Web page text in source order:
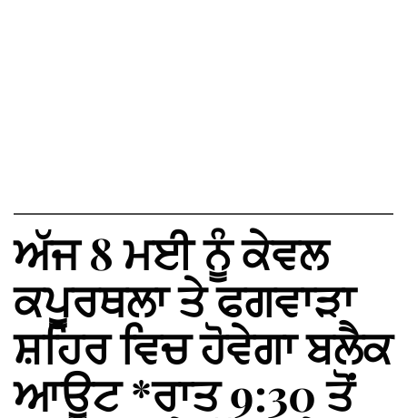
ਅੱਜ 8 ਮਈ ਨੂੰ ਕੇਵਲ
ਕਪੂਰਥਲਾ ਤੇ ਫਗਵਾੜਾ
ਸ਼ਹਿਰ ਵਿਚ ਹੋਵੇਗਾ ਬਲੈਕ
ਆਊਟ *ਰਾਤ 9:30 ਤੋਂ